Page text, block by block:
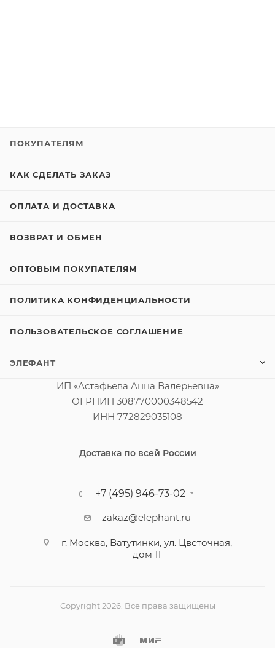
ПОКУПАТЕЛЯМ
КАК СДЕЛАТЬ ЗАКАЗ
ОПЛАТА И ДОСТАВКА
ВОЗВРАТ И ОБМЕН
ОПТОВЫМ ПОКУПАТЕЛЯМ
ПОЛИТИКА КОНФИДЕНЦИАЛЬНОСТИ
ПОЛЬЗОВАТЕЛЬСКОЕ СОГЛАШЕНИЕ
ЭЛЕФАНТ
ИП «Астафьева Анна Валерьевна»
ОГРНИП 308770000348542
ИНН 772829035108
Доставка по всей России
+7 (495) 946-73-02
zakaz@elephant.ru
г. Москва, Ватутинки, ул. Цветочная,
дом 11
Copyright 2026. Все права защищены